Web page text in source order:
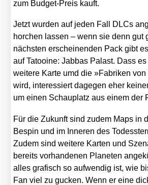
zum Bud­get-Preis kauft.
Jetzt wur­den auf jeden Fall DLCs
hor­chen las­sen – wenn sie denn gut
nächs­ten erschei­nen­den Pack gibt
auf Tatooi­ne: Jab­bas Palast. Dass
wei­te­re Kar­te umd die »Fabri­ken
wird, inter­es­siert dage­gen eher
um einen Schau­platz aus einem der
Für die Zukunft sind zudem Maps in
Bespin und im Inne­ren des
Zudem sind wei­te­re Kar­ten und
bereits vor­han­de­nen Pla­ne­ten
alles gra­fisch so auf­wen­dig ist, wie
Fan viel zu gucken. Wenn er eine